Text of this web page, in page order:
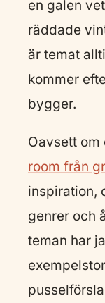
en galen
räddade
är temat
kommer
bygger.
Oavsett om
room från
inspiration,
genrer och
teman har